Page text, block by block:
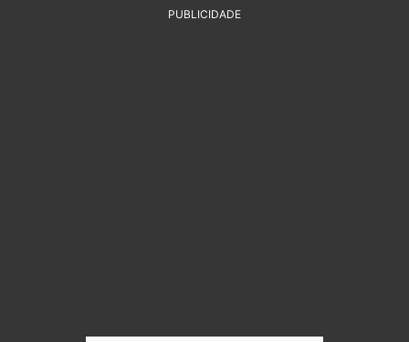
PUBLICIDADE